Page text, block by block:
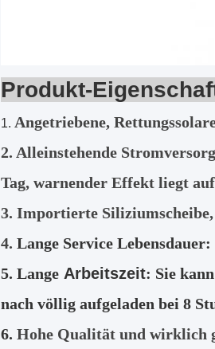
Produkt-
1. Angetriebene,
2. Alleinstehende
Tag, warnender Effekt liegt
3. Importierte
4. Lange Service
5. Lange Arbeitszeit: Sie
nach völlig aufgeladen bei 8
6. Hohe Qualität und wirklich